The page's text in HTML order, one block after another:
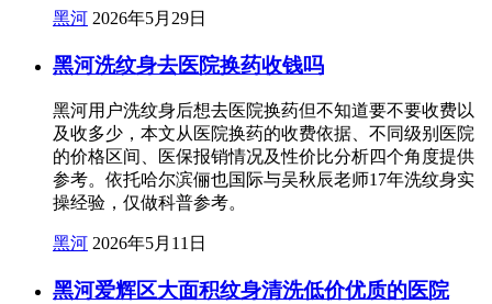
黑河 2026年5月29日
黑河洗纹身去医院换药收钱吗
黑河用户洗纹身后想去医院换药但不知道要不要收费以
及收多少，本文从医院换药的收费依据、不同级别医院
的价格区间、医保报销情况及性价比分析四个角度提供
参考。依托哈尔滨俪也国际与吴秋辰老师17年洗纹身实
操经验，仅做科普参考。
黑河 2026年5月11日
黑河爱辉区大面积纹身清洗低价优质的医院